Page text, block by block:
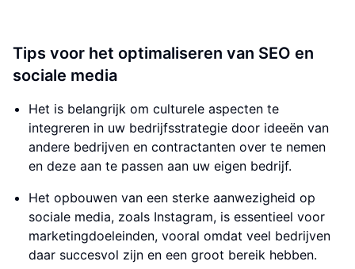
Tips voor het optimaliseren van SEO en
sociale media
Het is belangrijk om culturele aspecten te
integreren in uw bedrijfsstrategie door ideeën van
andere bedrijven en contractanten over te nemen
en deze aan te passen aan uw eigen bedrijf.
Het opbouwen van een sterke aanwezigheid op
sociale media, zoals Instagram, is essentieel voor
marketingdoeleinden, vooral omdat veel bedrijven
daar succesvol zijn en een groot bereik hebben.